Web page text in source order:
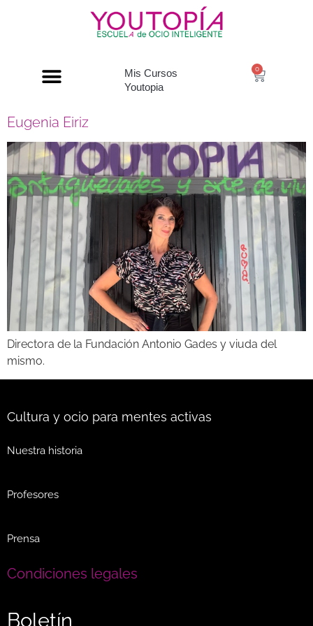
Mis Cursos
Youtopia
0
Eugenia Eiriz
Directora de la Fundación Antonio Gades y viuda del
mismo.
Cultura y ocio para mentes activas
Nuestra historia
Profesores
Prensa
Condiciones legales
Boletín